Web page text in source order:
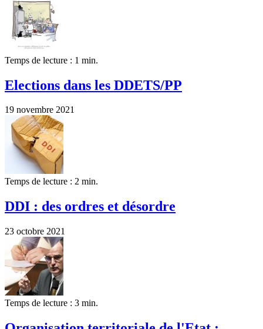
Temps de lecture : 1 min.
Elections dans les DDETS/PP
19 novembre 2021
Temps de lecture : 2 min.
DDI : des ordres et désordre
23 octobre 2021
Temps de lecture : 3 min.